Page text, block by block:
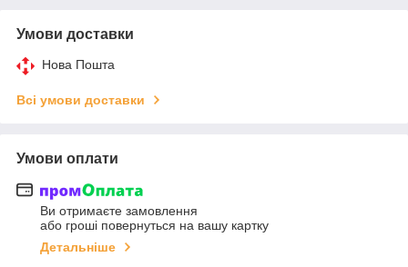
Умови доставки
Нова Пошта
Всі умови доставки
Умови оплати
Ви отримаєте замовлення
або гроші повернуться на вашу картку
Детальніше